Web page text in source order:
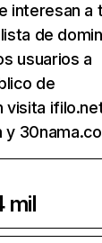
interesan a
de
usuarios a
de
visita
y
mil